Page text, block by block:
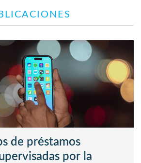
de préstamos
por la